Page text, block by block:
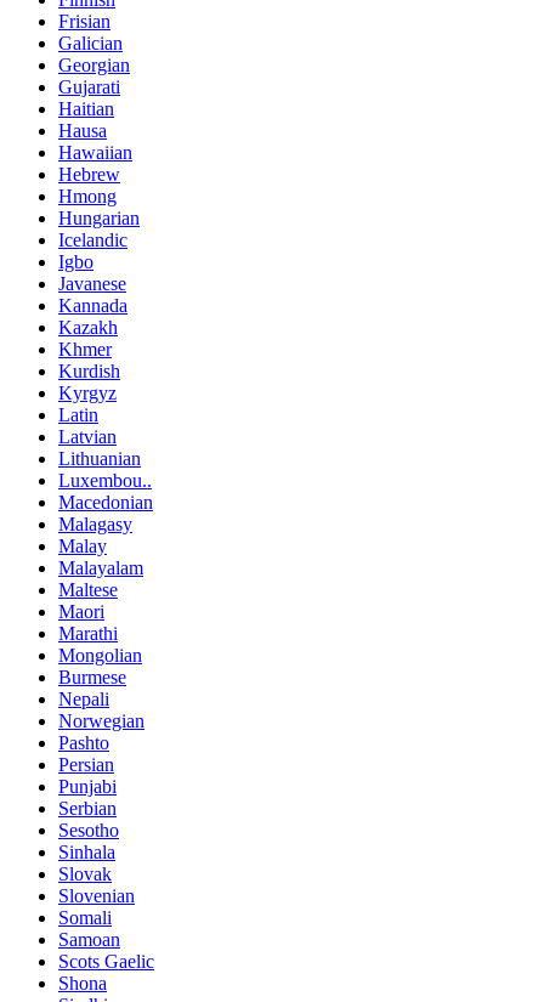
Frisian
Galician
Georgian
Gujarati
Haitian
Hausa
Hawaiian
Hebrew
Hmong
Hungarian
Icelandic
Igbo
Javanese
Kannada
Kazakh
Khmer
Kurdish
Kyrgyz
Latin
Latvian
Lithuanian
Luxembou..
Macedonian
Malagasy
Malay
Malayalam
Maltese
Maori
Marathi
Mongolian
Burmese
Nepali
Norwegian
Pashto
Persian
Punjabi
Serbian
Sesotho
Sinhala
Slovak
Slovenian
Somali
Samoan
Scots Gaelic
Shona